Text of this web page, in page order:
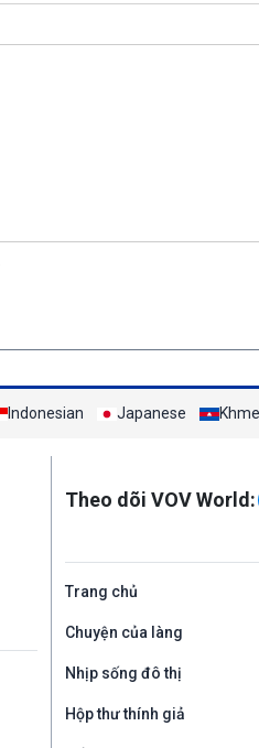
Indonesian Japanese
Theo dõi VOV World:
Trang chủ
Chuyện của làng
Nhịp sống đô thị
Hộp thư thính giả